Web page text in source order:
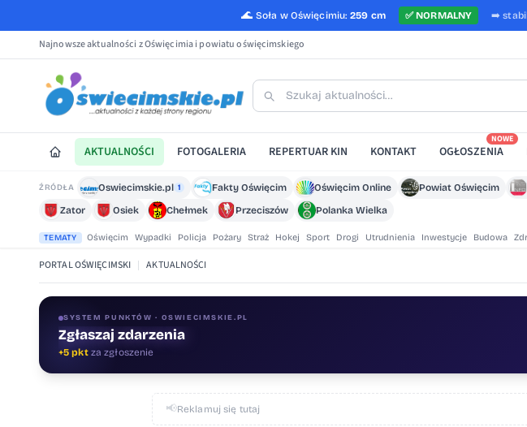
🌊 Soła w Oświęcimiu: 259 cm ✅NORMALNY ➡️
Najnowsze aktualności z Oświęcimia i powiatu oświęcimskiego
AKTUALNOŚCI FOTOGALERIA REPERTUAR KIN KONTAKT OGŁOSZENIA
NOWE
ŹRÓDŁA Oswiecimskie.pl 1 Fakty Oświęcim Oświęcim Online Powiat Oświęcim
Zator
Osiek Chełmek Przeciszów Polanka Wielka
TEMATY Oświęcim Wypadki Policja Pożary Straż Hokej Sport Drogi Utrudnienia Inwestycje Budowa
PORTAL OŚWIĘCIMSKI | AKTUALNOŚCI
SYSTEM PUNKTÓW · OSWIECIMSKIE.PL
Zgłaszaj zdarzenia
+5 pkt za zgłoszenie
Oceniaj treści
+1 pktza ocenę
📢Reklamuj się tutaj